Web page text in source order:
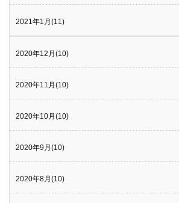
2021年1月(11)
2020年12月(10)
2020年11月(10)
2020年10月(10)
2020年9月(10)
2020年8月(10)